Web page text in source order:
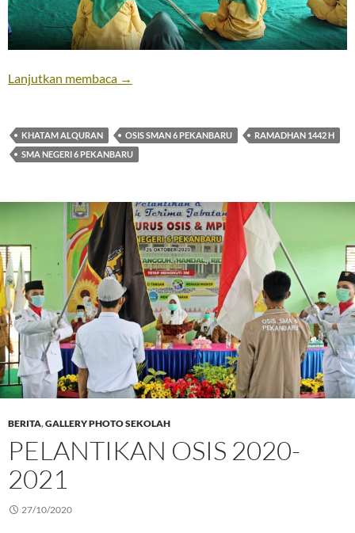
Lanjutkan membaca →
KHATAM ALQURAN OSIS SMAN 6 PEKANBARU
RAMADHAN 1442 H
SMA NEGERI 6 PEKANBARU
BERITA,GALLERY PHOTO SEKOLAH
PELANTIKAN OSIS 2020-
2021
27/10/2020